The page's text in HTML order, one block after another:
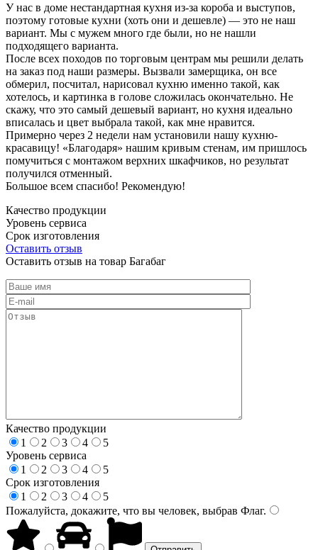
У нас в доме нестандартная кухня из-за короба и выступов,
поэтому готовые кухни (хоть они и дешевле) — это не наш
вариант. Мы с мужем много где были, но не нашли
подходящего варианта.
После всех походов по торговым центрам мы решили делать
на заказ под наши размеры. Вызвали замерщика, он все
обмерил, посчитал, нарисовал кухню именно такой, как
хотелось, и картинка в голове сложилась окончательно. Не
скажу, что это самый дешевый вариант, но кухня идеально
вписалась и цвет выбрала такой, как мне нравится.
Примерно через 2 недели нам установили нашу кухню-
красавицу! «Благодаря» нашим кривым стенам, им пришлось
помучиться с монтажом верхних шкафчиков, но результат
получился отменный.
Большое всем спасибо! Рекомендую!
Качество продукции
Уровень сервиса
Срок изготовления
Оставить отзыв
Оставить отзыв на товар Багабаг
Качество продукции
1
2 3 4
5
Уровень сервиса
1
2 3 4
5
Срок изготовления
1
2 3 4
5
Пожалуйста, докажите, что вы человек, выбрав Флаг.